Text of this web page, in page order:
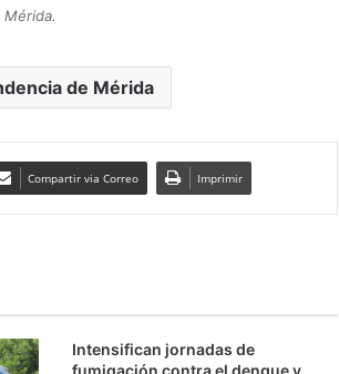
de Mérida
Compartir via Correo Imprimir
Intensifican jornadas de
fumigación contra el dengue y